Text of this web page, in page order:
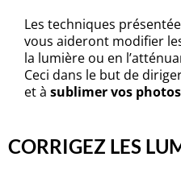
Les techniques
vous aideront modifier
la lumière ou en
Ceci dans le but de
et à sublimer vos
CORRIGEZ LES